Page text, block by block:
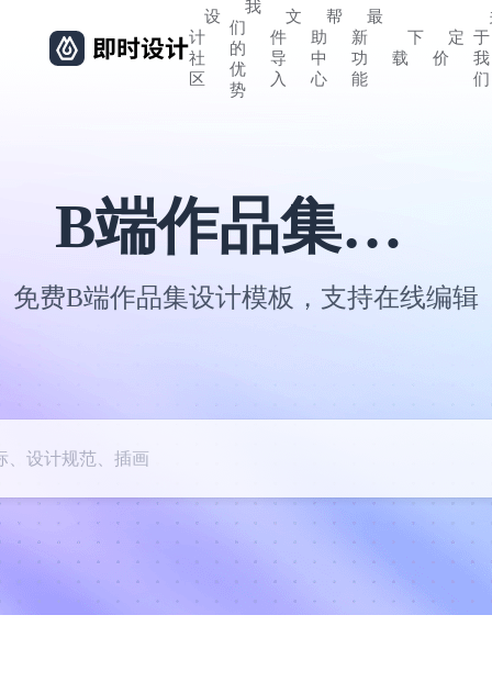
设
计
社
区
我
们
的
优
势
文
件
导
入
帮
助
中
心
最
新
功
能
下
载
定
价
于
我
们
B端作品集设计模板
免费B端作品集设计模板，支持在线编辑